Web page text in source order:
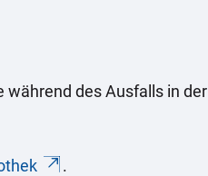
während des Ausfalls in der
.